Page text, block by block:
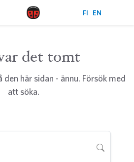
EN
FI
det tomt
här sidan - ännu. Försök med
att söka.